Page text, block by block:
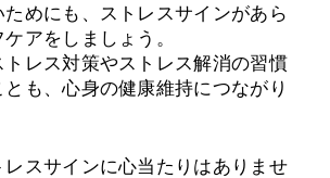
めにも、ストレスサインがあら
アをしましょう。
レス対策やストレス解消の習慣
も、心身の健康維持につながり
レスサインに心当たりはありませ